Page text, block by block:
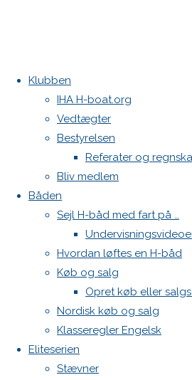
Klubben
IHA H-boat.org
Vedtægter
Bestyrelsen
Referater og
Bliv medlem
Båden
Sejl H-båd med fart på …
Hvordan løftes en H-båd
Køb og salg
Opret køb eller
Nordisk køb og salg
Klasseregler Engelsk
Eliteserien
Stævner
Nyheder
Kalenderen for 2024 er klar